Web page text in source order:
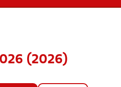
(2026)